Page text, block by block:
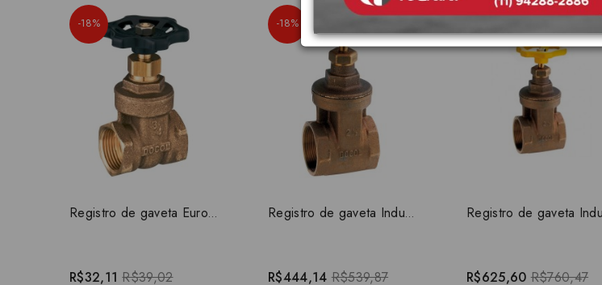
-18%
Registro de gaveta Europa 3/4" 10020600
R$32,11 R$39,02
-18%
Registro de gaveta Industrial 2.1/2" 10032500
R$444,14 R$539,87 R$625,60 R$760,47